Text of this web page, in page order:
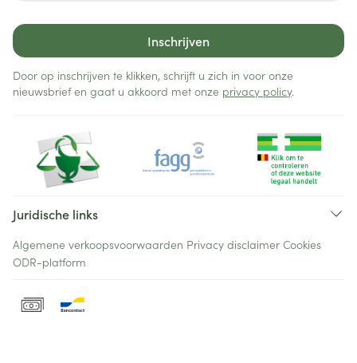
Inschrijven
Door op inschrijven te klikken, schrijft u zich in voor onze
nieuwsbrief en gaat u akkoord met onze privacy policy.
Juridische links
Algemene verkoopsvoorwaarden Privacy disclaimer Cookies
ODR-platform